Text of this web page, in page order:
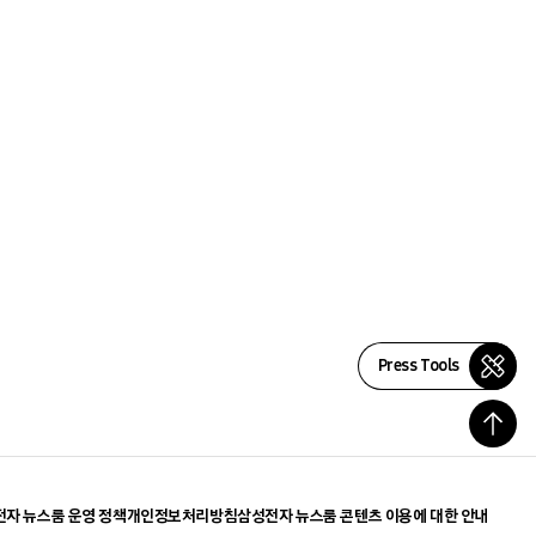
Press Tools
자 뉴스룸 운영 정책개인정보처리방침삼성전자 뉴스룸 콘텐츠 이용에 대한 안내